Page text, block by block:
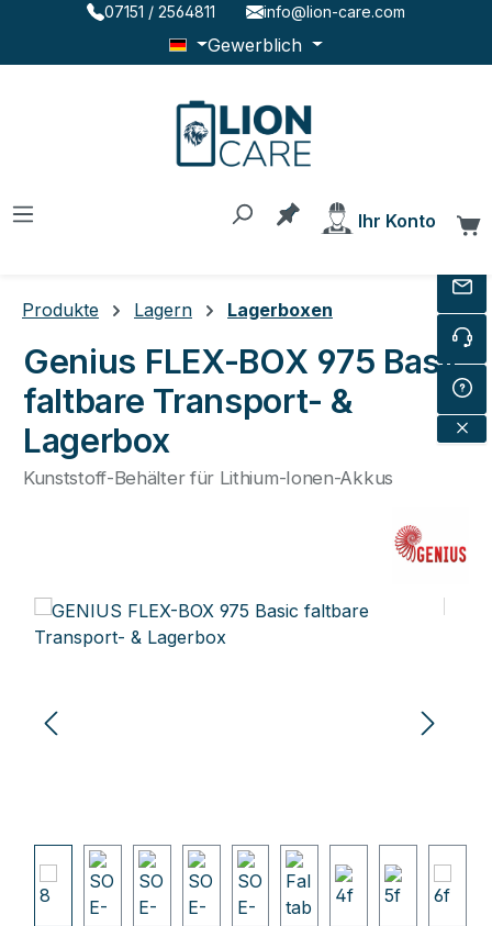
Zum Hauptinhalt springen
07151 / 2564811 info@lion-care.com
Gewerblich
Du hast 0 Produkte
Ihr Konto
Produkte Lagern Lagerboxen
Genius FLEX-BOX 975 Basic
faltbare Transport- &
Lagerbox
Kunststoff-Behälter für Lithium-Ionen-Akkus
Bildergalerie überspringen